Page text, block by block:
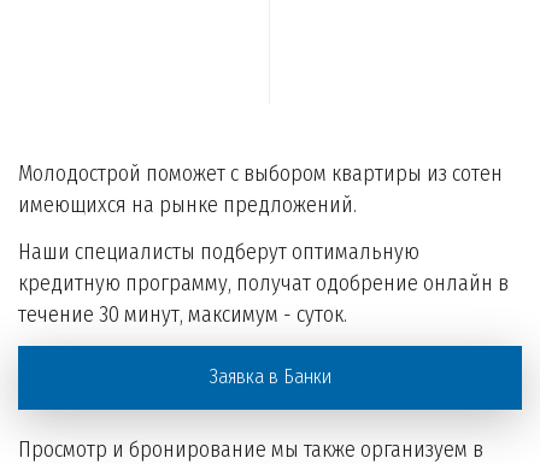
Молодострой поможет с выбором квартиры из сотен
имеющихся на рынке предложений.
Наши специалисты подберут оптимальную
кредитную программу, получат одобрение онлайн в
течение 30 минут, максимум - суток.
Заявка в Банки
Просмотр и бронирование мы также организуем в